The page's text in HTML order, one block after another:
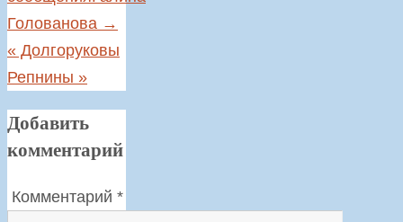
Голованова →
« Долгоруковы
Репнины »
Добавить
комментарий
Комментарий *